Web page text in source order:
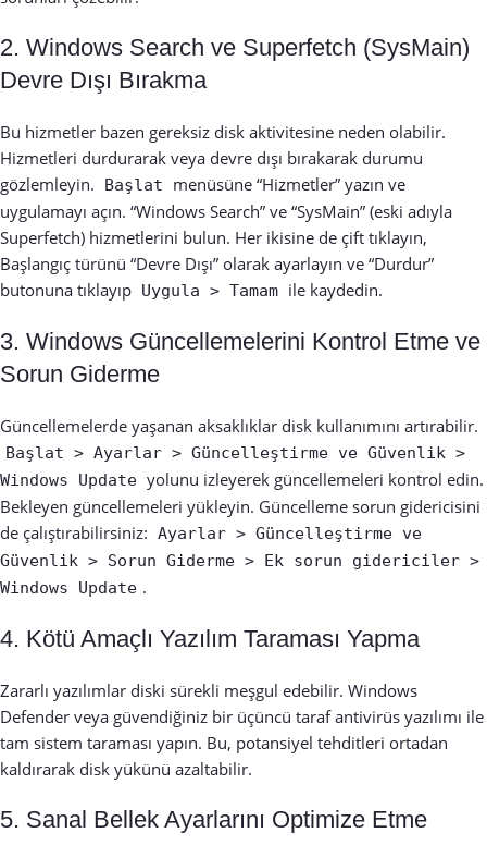
2. Windows Search ve Superfetch (SysMain)
Devre Dışı Bırakma
Bu hizmetler bazen gereksiz disk aktivitesine neden olabilir.
Hizmetleri durdurarak veya devre dışı bırakarak durumu
gözlemleyin.
Başlat
menüsüne “Hizmetler” yazın ve
uygulamayı açın. “Windows Search” ve “SysMain” (eski adıyla
Superfetch) hizmetlerini bulun. Her ikisine de çift tıklayın,
Başlangıç türünü “Devre Dışı” olarak ayarlayın ve “Durdur”
butonuna tıklayıp Uygula > Tamam ile kaydedin.
3. Windows Güncellemelerini Kontrol Etme ve
Sorun Giderme
Güncellemelerde yaşanan aksaklıklar disk kullanımını artırabilir.
Başlat > Ayarlar > Güncelleştirme ve Güvenlik >
Windows Update yolunu izleyerek güncellemeleri kontrol edin.
Bekleyen güncellemeleri yükleyin. Güncelleme sorun gidericisini
de çalıştırabilirsiniz: Ayarlar > Güncelleştirme ve
Güvenlik > Sorun Giderme > Ek sorun gidericiler >
Windows Update .
4. Kötü Amaçlı Yazılım Taraması Yapma
Zararlı yazılımlar diski sürekli meşgul edebilir. Windows
Defender veya güvendiğiniz bir üçüncü taraf antivirüs yazılımı ile
tam sistem taraması yapın. Bu, potansiyel tehditleri ortadan
kaldırarak disk yükünü azaltabilir.
5. Sanal Bellek Ayarlarını Optimize Etme